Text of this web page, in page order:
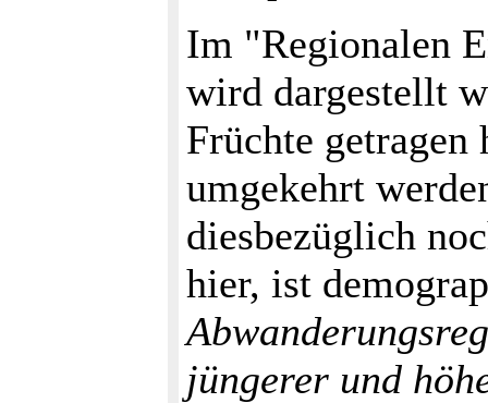
Im "Regionalen
wird dargestellt
Früchte getragen
umgekehrt
diesbezüglich
hier, ist
jüngerer und